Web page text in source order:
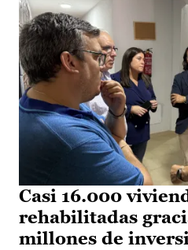
Casi 16.000
rehabilitadas
millones de